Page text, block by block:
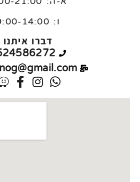
ו: 14:00
דברו איתנו